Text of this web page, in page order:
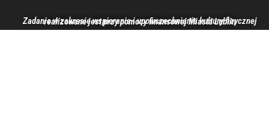
Zadanie w zakresie wspierania i upowszechniania kultury fizycznej realizowane jest przy pomocy finansowej Miasta Lublin